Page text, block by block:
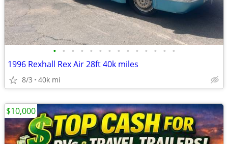
• • • • • • • • • • • • • •
1996 Rexhall Rex Air 28ft 40k miles
8/3 40k mi
$10,000